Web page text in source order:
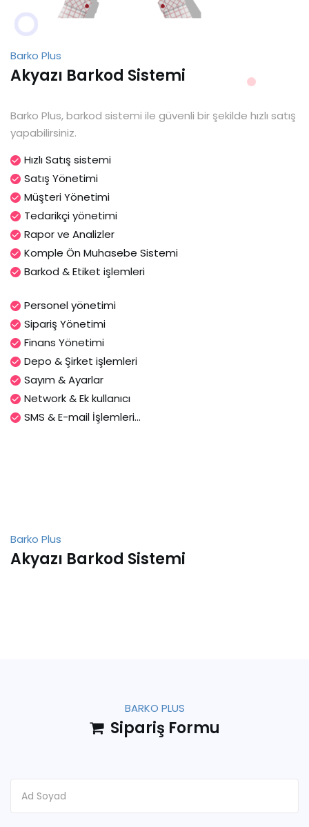
Barko Plus
Akyazı Barkod Sistemi
Barko Plus, barkod sistemi ile güvenli bir şekilde hızlı satış
yapabilirsiniz.
Hızlı Satış sistemi
Satış Yönetimi
Müşteri Yönetimi
Tedarikçi yönetimi
Rapor ve Analizler
Komple Ön Muhasebe Sistemi
Barkod & Etiket işlemleri
Personel yönetimi
Sipariş Yönetimi
Finans Yönetimi
Depo & Şirket işlemleri
Sayım & Ayarlar
Network & Ek kullanıcı
SMS & E-mail İşlemleri...
Barko Plus
Akyazı Barkod Sistemi
BARKO PLUS
Sipariş Formu